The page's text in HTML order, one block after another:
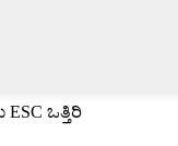
ಒತ್ತಿರಿ